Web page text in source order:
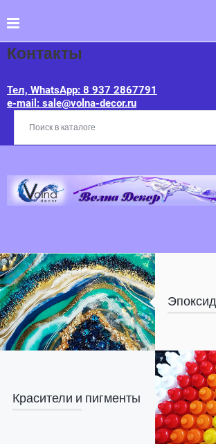
Контакты
Тел, WhatsApp: 8 937 2867791
e-mail: sale@volna-decor.ru
Красители и пигменты